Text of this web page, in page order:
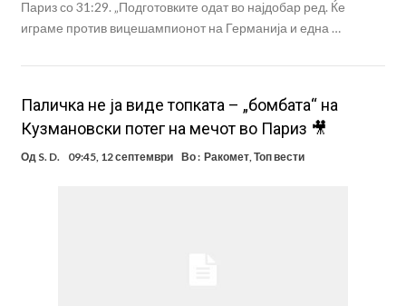
Париз со 31:29. „Подготовките одат во најдобар ред. Ќе
играме против вицешампионот на Германија и една …
Паличка не ја виде топката – „бомбата“ на
Кузмановски потег на мечот во Париз 🎥
Од S. D. 09:45, 12 септември Во : Ракомет,Топ вести